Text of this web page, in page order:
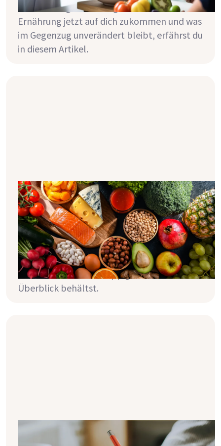
Veränderungen in Bezug auf deine
Ernährung jetzt auf dich zukommen und was
im Gegenzug unverändert bleibt, erfährst du
in diesem Artikel.
Nierenfreundliche Ernährung - so
klappt’s!
Die Ernährung bei Nierenschwäche erfordert
oft eine Reihe von Umstellungen. In diesem
Artikel erfährst du, welche das genau sind
und wie du mit der Hilfe von ein paar kleinen
Tricks sowie der Mizu App ganz einfach den
Überblick behältst.
So hilft dir ein Tagebuch deine